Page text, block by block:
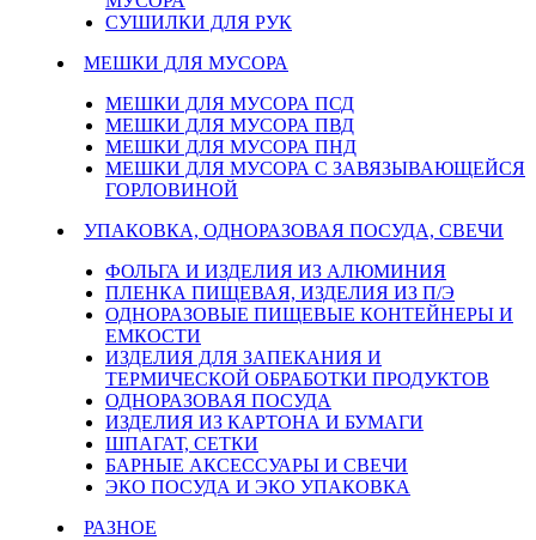
СУШИЛКИ ДЛЯ РУК
МЕШКИ ДЛЯ МУСОРА
МЕШКИ ДЛЯ МУСОРА ПСД
МЕШКИ ДЛЯ МУСОРА ПВД
МЕШКИ ДЛЯ МУСОРА ПНД
МЕШКИ ДЛЯ МУСОРА С ЗАВЯЗЫВАЮЩЕЙСЯ
ГОРЛОВИНОЙ
УПАКОВКА, ОДНОРАЗОВАЯ ПОСУДА, СВЕЧИ
ФОЛЬГА И ИЗДЕЛИЯ ИЗ АЛЮМИНИЯ
ПЛЕНКА ПИЩЕВАЯ, ИЗДЕЛИЯ ИЗ П/Э
ОДНОРАЗОВЫЕ ПИЩЕВЫЕ КОНТЕЙНЕРЫ И
ЕМКОСТИ
ИЗДЕЛИЯ ДЛЯ ЗАПЕКАНИЯ И
ТЕРМИЧЕСКОЙ ОБРАБОТКИ ПРОДУКТОВ
ОДНОРАЗОВАЯ ПОСУДА
ИЗДЕЛИЯ ИЗ КАРТОНА И БУМАГИ
ШПАГАТ, СЕТКИ
БАРНЫЕ АКСЕССУАРЫ И СВЕЧИ
ЭКО ПОСУДА И ЭКО УПАКОВКА
РАЗНОЕ